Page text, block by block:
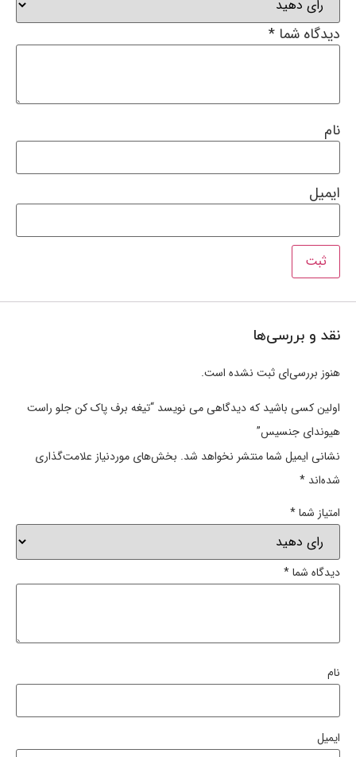
دیدگاه شما *
نام
ایمیل
نقد و بررسی‌ها
هنوز بررسی‌ای ثبت نشده است.
اولین کسی باشید که دیدگاهی می نویسد “تیغه برف پاک کن جلو راست
هیوندای جنسیس”
نشانی ایمیل شما منتشر نخواهد شد. بخش‌های موردنیاز علامت‌گذاری
شده‌اند *
امتیاز شما*
دیدگاه شما*
نام
ایمیل